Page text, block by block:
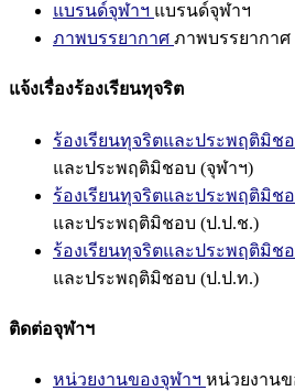
แบรนด์จุฬาฯ แบรนด์จุฬาฯ
ภาพบรรยากาศ ภาพบรรยากาศ
แจ้งเรื่องร้องเรียนทุจริต
ร้องเรียนทุจริตและประพฤติมิช
และประพฤติมิชอบ (จุฬาฯ)
ร้องเรียนทุจริตและประพฤติมิช
และประพฤติมิชอบ (ป.ป.ช.)
ร้องเรียนทุจริตและประพฤติมิช
และประพฤติมิชอบ (ป.ป.ท.)
ติดต่อจุฬาฯ
หน่วยงานของจุฬาฯ หน่วยงานข